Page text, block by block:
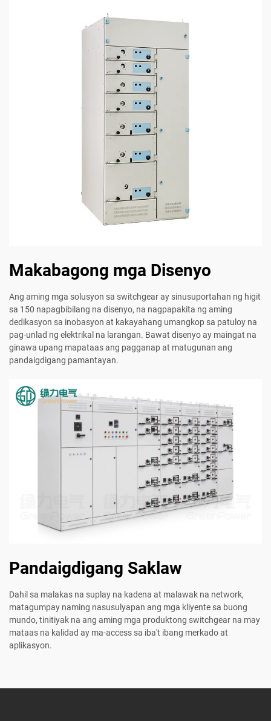
Makabagong mga Disenyo
Ang aming mga solusyon sa switchgear ay sinusuportahan ng higit
sa 150 napagbibilang na disenyo, na nagpapakita ng aming
dedikasyon sa inobasyon at kakayahang umangkop sa patuloy na
pag-unlad ng elektrikal na larangan. Bawat disenyo ay maingat na
ginawa upang mapataas ang pagganap at matugunan ang
pandaigdigang pamantayan.
Pandaigdigang Saklaw
Dahil sa malakas na suplay na kadena at malawak na network,
matagumpay naming nasusulyapan ang mga kliyente sa buong
mundo, tinitiyak na ang aming mga produktong switchgear na may
mataas na kalidad ay ma-access sa iba't ibang merkado at
aplikasyon.